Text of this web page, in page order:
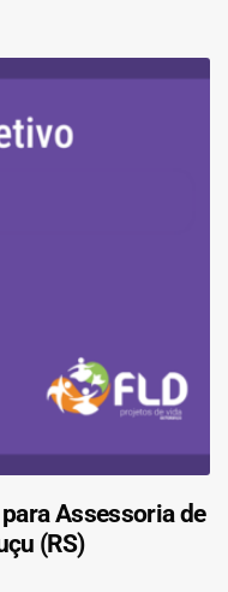
Assessoria de
(RS)